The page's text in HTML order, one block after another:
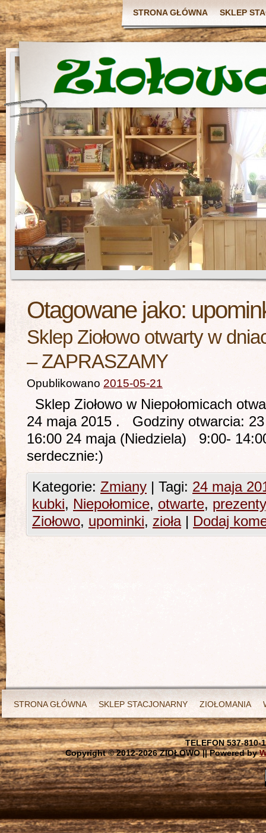
STRONA GŁÓWNA SKLEP
Otagowane jako:
Sklep Ziołowo otwarty w
– ZAPRASZAMY
Opublikowano 2015-05-21
Sklep Ziołowo w Niepołomicach
24 maja 2015 . Godziny otwarcia:
16:00 24 maja (Niedziela) 9:00-
serdecznie:)
Kategorie: Zmiany | Tagi: 24 maja
kubki, Niepołomice, otwarte, prezenty
Ziołowo, upominki, zioła | Dodaj
STRONA GŁÓWNA SKLEP STACJONARNY ZIOŁOMANIA
TELEFON 537-810-
Copyright © 2012-2026 ZIOŁOWO || Powered by